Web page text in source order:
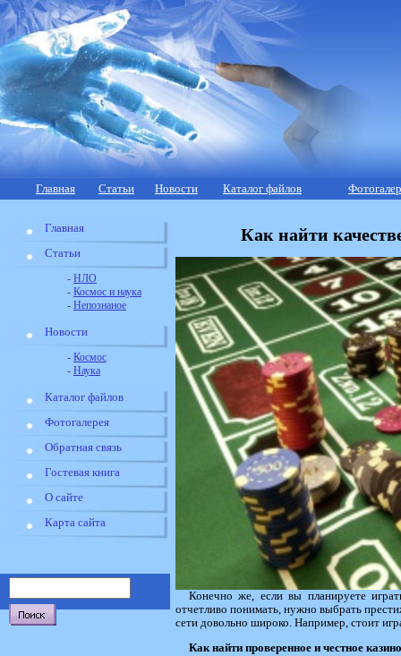
Главная Статьи Новости Каталог файлов
Главная
Статьи
- НЛО
- Космос и наука
- Непознаное
Новости
- Космос
- Наука
Каталог файлов
Фотогалерея
Обратная связь
Гостевая книга
О сайте
Карта сайта
Как найти
Конечно же, если вы планируете
отчетливо понимать, нужно выбрать
сети довольно широко. Например, стоит
Как найти проверенное и честное